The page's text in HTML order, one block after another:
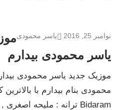
نوامبر 25, 2016 یاسر محمودی
یاسر محمودی بیدارم
موزیک جدید یاسر محمودی
محمودی بنام بیدارم با
Bidaram ترانه : ملیحه اصغری ,